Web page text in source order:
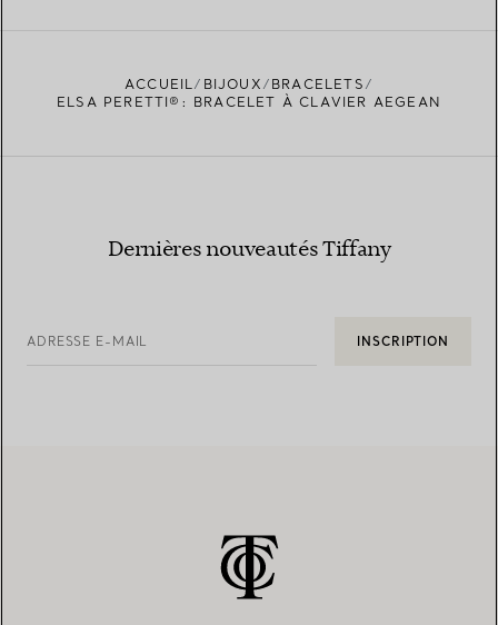
TROUVEZ LA BOUTIQUE LA PLUS PROCHE
ACCUEIL BIJOUX
BRACELETS
ELSA PERETTI®: BRACELET À CLAVIER AEGEAN
Dernières nouveautés Tiffany
ADRESSE E-MAIL INSCRIPTION